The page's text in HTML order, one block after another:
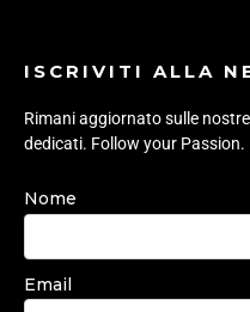
ISCRIVITI ALLA
Rimani aggiornato sulle
dedicati. Follow your Passion.
Nome
Email